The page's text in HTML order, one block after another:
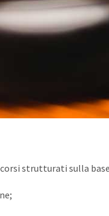
strutturati sulla